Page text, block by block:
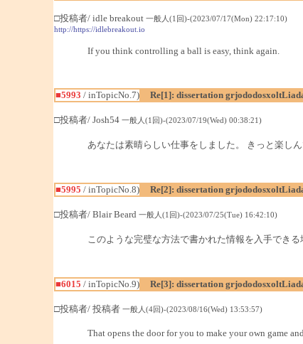
□投稿者/ idle breakout 一般人(1回)-(2023/07/17(Mon) 22:17:10)
http://https://idlebreakout.io
If you think controlling a ball is easy, think again.
■5993 / inTopicNo.7)
Re[1]: dissertation
□投稿者/ Josh54 一般人(1回)-(2023/07/19(Wed) 00:38:21)
あなたは素晴らしい仕事をしました。 きっと楽し
■5995 / inTopicNo.8)
Re[2]: dissertation
□投稿者/ Blair Beard 一般人(1回)-(2023/07/25(Tue) 16:42:10)
このような完璧な方法で書かれた情報を入手でき
■6015 / inTopicNo.9)
Re[3]: dissertation
□投稿者/ 投稿者 一般人(4回)-(2023/08/16(Wed) 13:53:57)
That opens the door for you to make your own game